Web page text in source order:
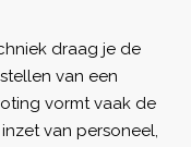
draag je de
van een
vormt vaak de
van personeel,